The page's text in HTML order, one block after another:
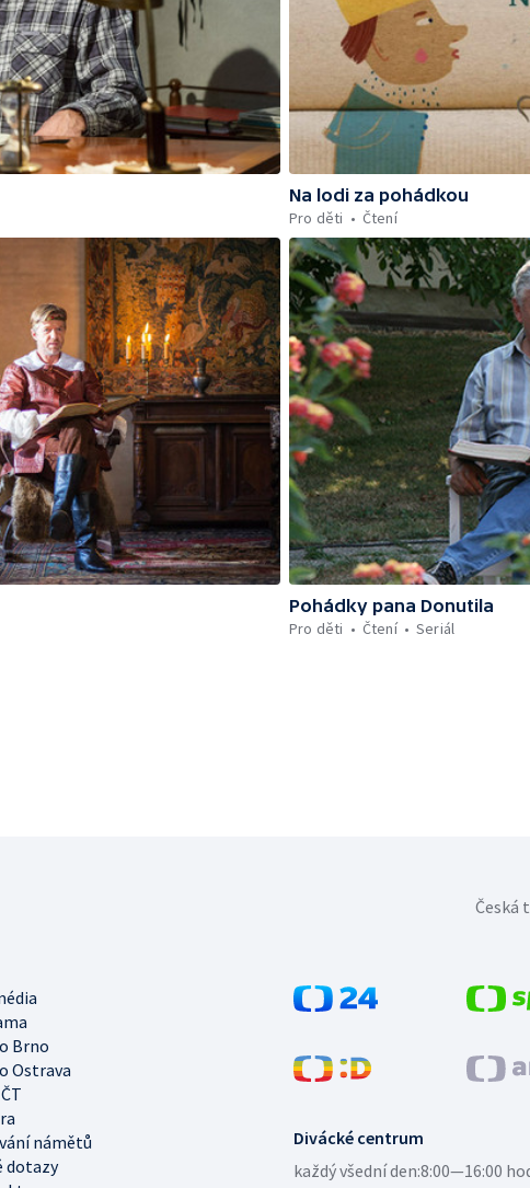
Na lodi za pohádkou
Pro děti
Čtení
Pohádky pana Donutila
Pro děti
Čtení Seriál
Divácké centrum
každý všední den:8:00—16:00
Brno
Ostrava
námětů
dotazy
Česká